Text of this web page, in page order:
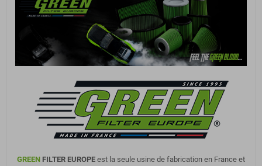
GREEN FILTER EUROPE est la seule usine de fabrication en France et